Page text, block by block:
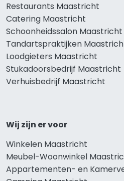
Restaurants Maastricht
Catering Maastricht
Schoonheidssalon Maastricht
Tandartspraktijken
Loodgieters Maastricht
Stukadoorsbedrijf Maastricht
Verhuisbedrijf Maastricht
Wij zijn er voor
Winkelen Maastricht
Meubel-Woonwinkel
Appartementen- en